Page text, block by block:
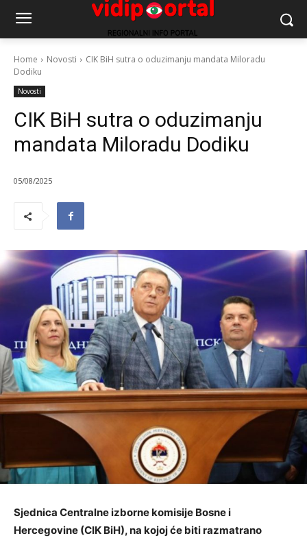
Home Novosti
CIK BiH sutra o oduzimanju mandata Miloradu
Dodiku
Novosti
CIK BiH sutra o oduzimanju
mandata Miloradu Dodiku
05/08/2025
Sjednica Centralne izborne komisije Bosne i
Hercegovine (CIK BiH), na kojoj će biti razmatrano